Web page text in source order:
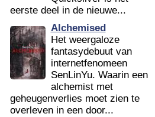
eerste deel in de nieuwe...
Alchemised
Het weergaloze
fantasydebuut van
internetfenomeen
SenLinYu. Waarin een
alchemist met
geheugenverlies moet zien te
overleven in een door...